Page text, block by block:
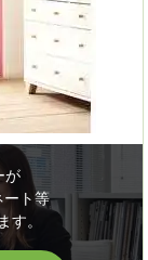
が
ート等
す。